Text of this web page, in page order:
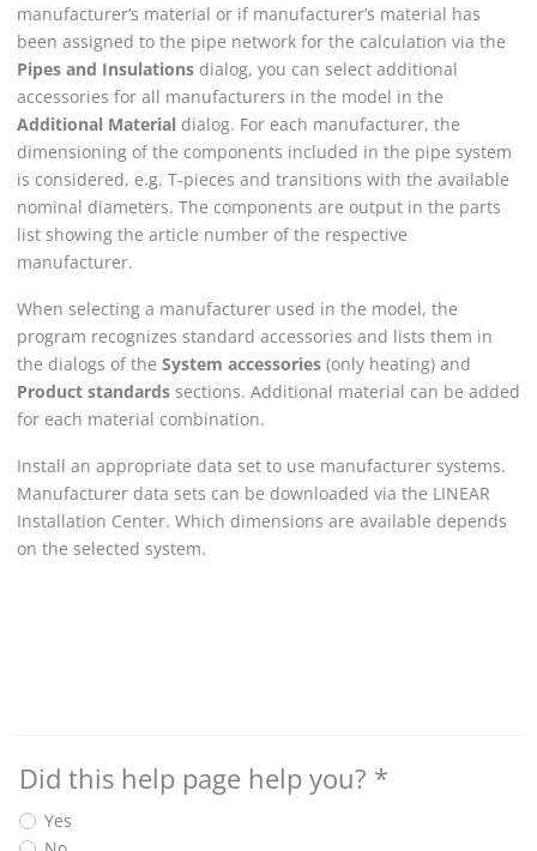
manufacturer’s material or if manufacturer’s material has
been assigned to the pipe network for the calculation via the
Pipes and Insulations dialog, you can select additional
accessories for all manufacturers in the model in the
Additional Material dialog. For each manufacturer, the
dimensioning of the components included in the pipe system
is considered, e.g. T-pieces and transitions with the available
nominal diameters. The components are output in the parts
list showing the article number of the respective
manufacturer.
When selecting a manufacturer used in the model, the
program recognizes standard accessories and lists them in
the dialogs of the System accessories (only heating) and
Product standards sections. Additional material can be added
for each material combination.
Install an appropriate data set to use manufacturer systems.
Manufacturer data sets can be downloaded via the LINEAR
Installation Center. Which dimensions are available depends
on the selected system.
Did this help page help you? *
Yes